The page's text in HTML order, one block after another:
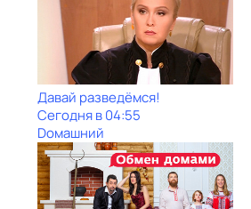
Давай рaзвeдёмся!
Сегодня в 04:55
Dомашний